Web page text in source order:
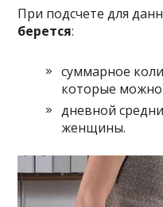
При подсчете для
берется:
суммарное
которые
дневной
женщины.